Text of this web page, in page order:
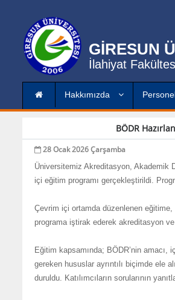
GİRESUN
İlahiyat
Hakkımızda
BÖDR
28 Ocak 2026 Çarşamba
Üniversitemiz Akreditasyon, Akademik
içi eğitim programı gerçekleştirildi.
Çevrim içi ortamda düzenlenen
programa iştirak ederek akreditasyon
Eğitim kapsamında; BÖDR’nin
gereken hususlar ayrıntılı biçimde ele
duruldu. Katılımcıların sorularının